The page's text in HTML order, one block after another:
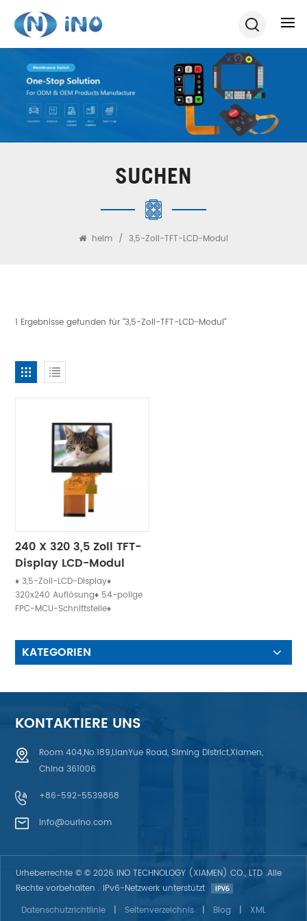
SUCHEN
heim / 3,5-Zoll-TFT-LCD-Modul
1 Ergebnisse gefunden für "3,5-Zoll-TFT-LCD-Modul"
240 X 320 3,5 Zoll TFT-
Display LCD-Modul
Touchscreen
♦ 3,5-Zoll-LCD-Display♦
320x240 Auflösung♦ 54-polige
FPC-MCU-Schnittstelle♦
KATEGORIEN
KONTAKTIERE UNS
Room 404,No.189,LianYue Road, Siming District,Xiamen,
China 361006
+86-592-5539868
info@ourino.com
Urheberrechte © © 2026 INO TECHNOLOGY (XIAMEN) CO., LTD .Alle
Rechte vorbehalten . IPv6-Netzwerk unterstützt
Datenschutzrichtlinie
| Seitenverzeichnis | Blog | XML